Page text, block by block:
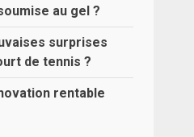
au gel ?
surprises
de tennis ?
rentable